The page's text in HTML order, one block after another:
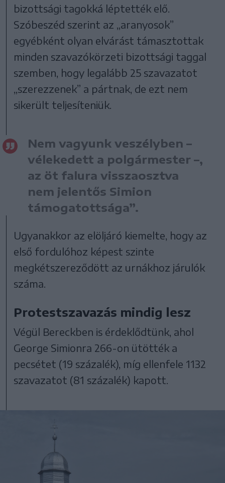
bizottsági tagokká léptették elő.
Szóbeszéd szerint az „aranyosok”
egyébként olyan elvárást támasztottak
minden szavazókörzeti bizottsági taggal
szemben, hogy legalább 25 szavazatot
„szerezzenek” a pártnak, de ezt nem
sikerült teljesíteniük.
Nem vagyunk veszélyben –
vélekedett a polgármester –,
az öt falura visszaosztva
nem jelentős Simion
támogatottsága”.
Ugyanakkor az elöljáró kiemelte, hogy az
első fordulóhoz képest szinte
megkétszereződött az urnákhoz járulók
száma.
Protestszavazás mindig lesz
Végül Bereckben is érdeklődtünk, ahol
George Simionra 266-on ütötték a
pecsétet (19 százalék), míg ellenfele 1132
szavazatot (81 százalék) kapott.